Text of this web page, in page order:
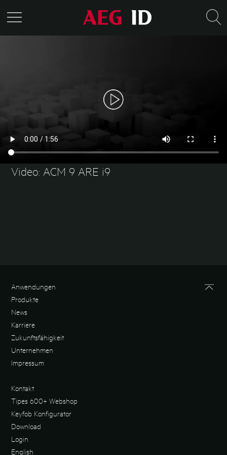
Video: ACM 9 ARE i9
Anwendungen
Produkte
News
Karriere
Zukunftsfähigkeit
Unternehmen
Impressum
Kontakt
Tipes 600+ Webshop
Keyfob Konfigurator
Download
Login
English